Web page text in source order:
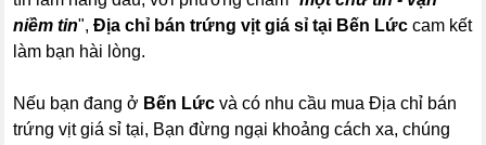
niềm tin",Địa chỉ bán trứng vịt giá sỉ tại Bến Lức cam kết
làm bạn hài lòng.
Nếu bạn đang ở Bến Lức và có nhu cầu mua Địa chỉ bán
trứng vịt giá sỉ tại, Bạn đừng ngại khoảng cách xa, chúng